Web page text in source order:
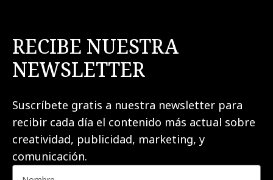
RECIBE NUESTRA
NEWSLETTER
Suscríbete gratis a nuestra newsletter para
recibir cada día el contenido más actual sobre
creatividad, publicidad, marketing, y
comunicación.